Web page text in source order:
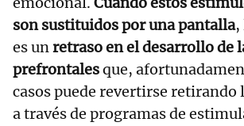
son sustituidos por una pantalla,
es unretraso en el desarrollo de
prefrontalesque,
casos puede revertirse retirando
a través de programas de